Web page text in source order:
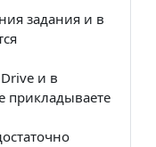
задания и в
и в
прикладываете